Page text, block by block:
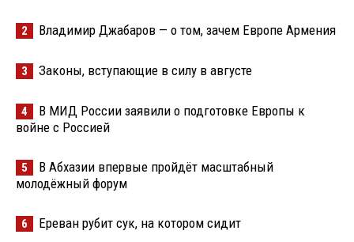
2 Владимир Джабаров — о том, зачем Европе Армения
3 Законы, вступающие в силу в августе
4
В МИД России заявили о подготовке Европы к
войне с Россией
5
В Абхазии впервые пройдёт масштабный
молодёжный форум
6 Ереван рубит сук, на котором сидит